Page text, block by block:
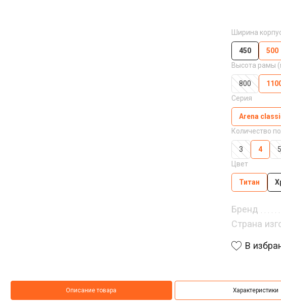
Ширина
450 500
Высота рамы
800
Серия
Arena
Количество
3 4
5
Цвет
Титан
Бренд
Страна
В
Описание товара Характеристики